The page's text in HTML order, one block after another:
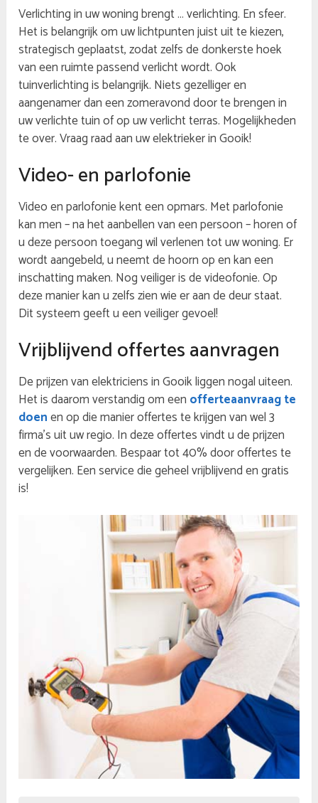
Verlichting in uw woning brengt … verlichting. En sfeer.
Het is belangrijk om uw lichtpunten juist uit te kiezen,
strategisch geplaatst, zodat zelfs de donkerste hoek
van een ruimte passend verlicht wordt. Ook
tuinverlichting is belangrijk. Niets gezelliger en
aangenamer dan een zomeravond door te brengen in
uw verlichte tuin of op uw verlicht terras. Mogelijkheden
te over. Vraag raad aan uw elektrieker in Gooik!
Video- en parlofonie
Video en parlofonie kent een opmars. Met parlofonie
kan men – na het aanbellen van een persoon – horen of
u deze persoon toegang wil verlenen tot uw woning. Er
wordt aangebeld, u neemt de hoorn op en kan een
inschatting maken. Nog veiliger is de videofonie. Op
deze manier kan u zelfs zien wie er aan de deur staat.
Dit systeem geeft u een veiliger gevoel!
Vrijblijvend offertes aanvragen
De prijzen van elektriciens in Gooik liggen nogal uiteen.
Het is daarom verstandig om een offerteaanvraag te
doenen op die manier offertes te krijgen van wel 3
firma’s uit uw regio. In deze offertes vindt u de prijzen
en de voorwaarden. Bespaar tot 40% door offertes te
vergelijken. Een service die geheel vrijblijvend en gratis
is!